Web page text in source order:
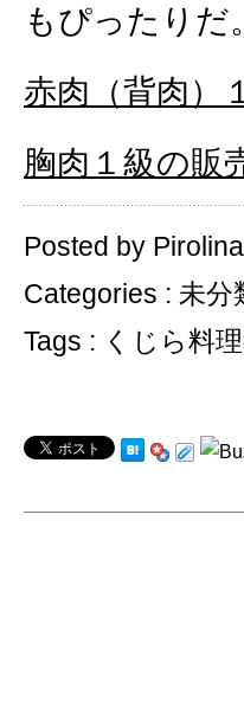
もぴったりだ。
赤肉（背肉）
胸肉１級の販
Posted by
Categories : 未分
Tags : くじら料